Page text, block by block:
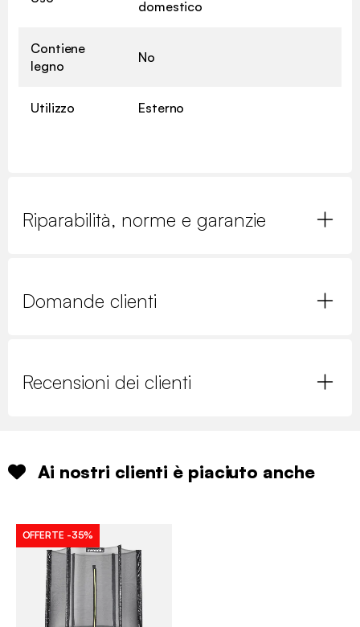
domestico
Contiene
legno
No
Utilizzo Esterno
Riparabilità, norme e garanzie
Domande clienti
Recensioni dei clienti
Ai nostri clienti è piaciuto anche
OFFERTE -35%